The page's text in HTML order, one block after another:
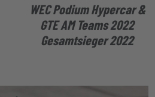
WEC Podium Hypercar &
GTE AM Teams 2022
Gesamtsieger 2022